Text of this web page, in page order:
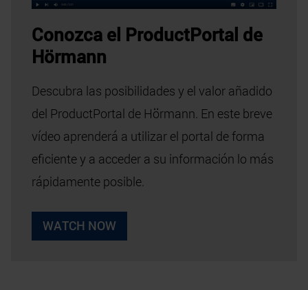
Descubra las posibilidades y el valor añadido
del ProductPortal de Hörmann. En este breve
vídeo aprenderá a utilizar el portal de forma
eficiente y a acceder a su información lo más
rápidamente posible.